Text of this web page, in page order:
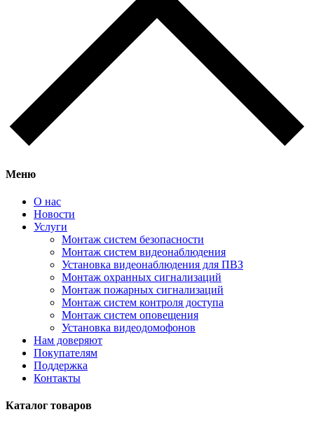
Меню
О нас
Новости
Услуги
Монтаж систем безопасности
Монтаж систем видеонаблюдения
Установка видеонаблюдения для ПВЗ
Монтаж охранных сигнализаций
Монтаж пожарных сигнализаций
Монтаж систем контроля доступа
Монтаж систем оповещения
Установка видеодомофонов
Нам доверяют
Покупателям
Поддержка
Контакты
Каталог товаров